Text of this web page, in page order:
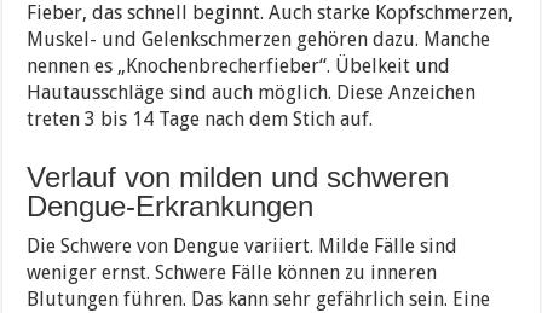
Fieber, das schnell beginnt. Auch starke Kopfschmerzen,
Muskel- und Gelenkschmerzen gehören dazu. Manche
nennen es „Knochenbrecherfieber“. Übelkeit und
Hautausschläge sind auch möglich. Diese Anzeichen
treten 3 bis 14 Tage nach dem Stich auf.
Verlauf von milden und schweren
Dengue-Erkrankungen
Die Schwere von Dengue variiert. Milde Fälle sind
weniger ernst. Schwere Fälle können zu inneren
Blutungen führen. Das kann sehr gefährlich sein. Eine